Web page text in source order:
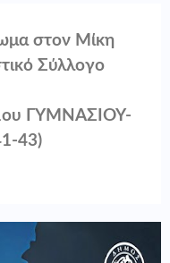
στον Μίκη
Σύλλογο
ΓΥΜΝΑΣΙΟΥ-
43)